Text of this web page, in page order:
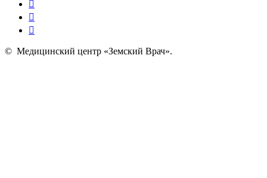
© Медицинский центр «Земский Врач».